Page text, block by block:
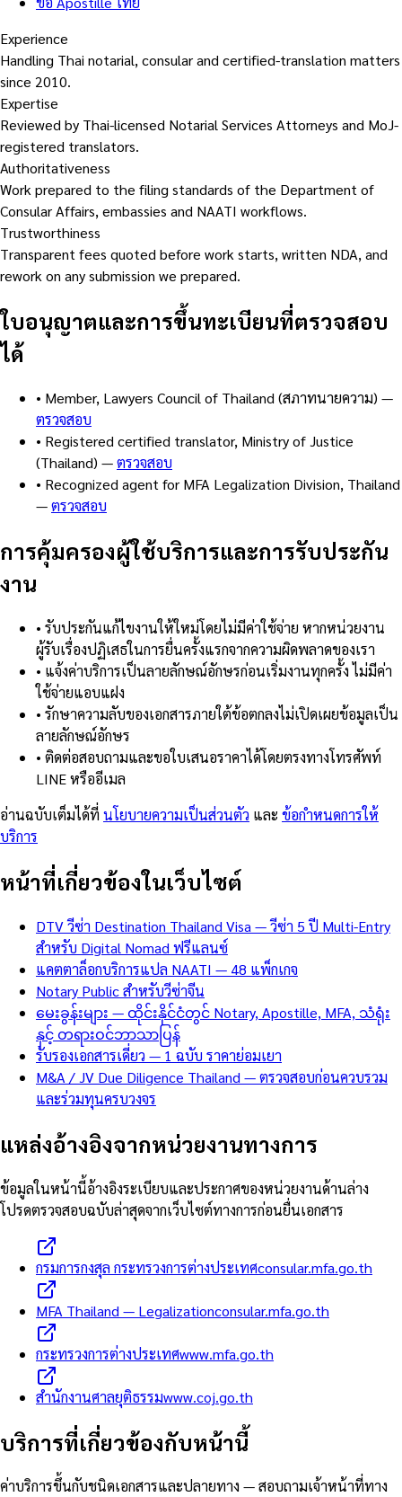
Experience
Handling Thai notarial, consular and certified-translation matters
since 2010.
Expertise
Reviewed by Thai-licensed Notarial Services Attorneys and MoJ-
registered translators.
Authoritativeness
Work prepared to the filing standards of the Department of
Consular Affairs, embassies and NAATI workflows.
Trustworthiness
Transparent fees quoted before work starts, written NDA, and
rework on any submission we prepared.
ใบอนุญาตและการขึ้นทะเบียนที่ตรวจสอบ
ได้
• Member, Lawyers Council of Thailand (สภาทนายความ) —
ตรวจสอบ
• Registered certified translator, Ministry of Justice
(Thailand) —ตรวจสอบ
• Recognized agent for MFA Legalization Division, Thailand
—ตรวจสอบ
การคุ้มครองผู้ใช้บริการและการรับประกัน
งาน
• รับประกันแก้ไขงานให้ใหม่โดยไม่มีค่าใช้จ่าย หากหน่วยงาน
ผู้รับเรื่องปฏิเสธในการยื่นครั้งแรกจากความผิดพลาดของเรา
• แจ้งค่าบริการเป็นลายลักษณ์อักษรก่อนเริ่มงานทุกครั้ง ไม่มีค่า
ใช้จ่ายแอบแฝง
• รักษาความลับของเอกสารภายใต้ข้อตกลงไม่เปิดเผยข้อมูลเป็น
ลายลักษณ์อักษร
• ติดต่อสอบถามและขอใบเสนอราคาได้โดยตรงทางโทรศัพท์
LINE หรืออีเมล
อ่านฉบับเต็มได้ที่ นโยบายความเป็นส่วนตัว และ ข้อกำหนดการให้
บริการ
หน้าที่เกี่ยวข้องในเว็บไซต์
DTV วีซ่า Destination Thailand Visa — วีซ่า 5 ปี Multi-Entry
สำหรับ Digital Nomad ฟรีแลนซ์
แคตตาล็อกบริการแปล NAATI — 48 แพ็กเกจ
Notary Public สำหรับวีซ่าจีน
မေးခွန်းများ — ထိုင်းနိုင်ငံတွင် Notary, Apostille, MFA, သံရုံး
နှင့် တရားဝင်ဘာသာပြန်
รับรองเอกสารเดี่ยว — 1 ฉบับ ราคาย่อมเยา
M&A / JV Due Diligence Thailand — ตรวจสอบก่อนควบรวม
และร่วมทุนครบวงจร
แหล่งอ้างอิงจากหน่วยงานทางการ
ข้อมูลในหน้านี้อ้างอิงระเบียบและประกาศของหน่วยงานด้านล่าง
โปรดตรวจสอบฉบับล่าสุดจากเว็บไซต์ทางการก่อนยื่นเอกสาร
กรมการกงสุล กระทรวงการต่างประเทศconsular.mfa.go.th
MFA Thailand — Legalizationconsular.mfa.go.th
กระทรวงการต่างประเทศwww.mfa.go.th
สำนักงานศาลยุติธรรมwww.coj.go.th
บริการที่เกี่ยวข้องกับหน้านี้
ค่าบริการขึ้นกับชนิดเอกสารและปลายทาง — สอบถามเจ้าหน้าที่ทาง